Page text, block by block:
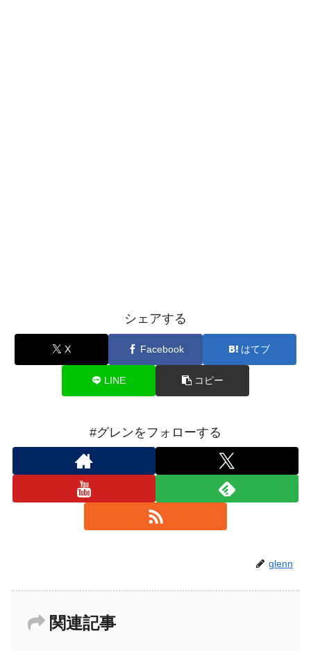
シェアする
X Facebook はてブ
LINE コピー
#グレンをフォローする
glenn
関連記事